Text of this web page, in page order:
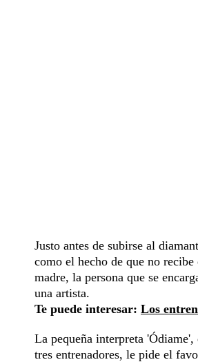
Justo antes de subirse al
como el hecho de que no
madre, la persona que se
una artista.
Te puede interesar: Los
La pequeña interpreta
tres entrenadores, le pide el